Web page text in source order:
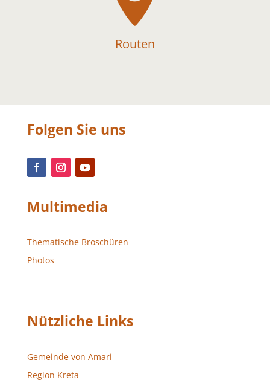
Routen
Folgen Sie uns
Multimedia
Thematische Broschüren
Photos
Nützliche Links
Gemeinde von Amari
Region Kreta